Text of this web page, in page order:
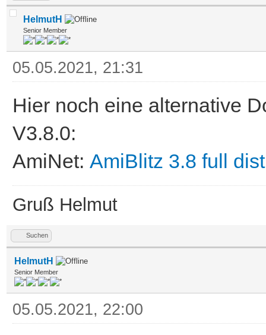
HelmutH
Senior Member
05.05.2021, 21:31
Hier noch eine alternative
V3.8.0:
AmiNet: AmiBlitz 3.8 full
Gruß Helmut
Suchen
HelmutH
Senior Member
05.05.2021, 22:00